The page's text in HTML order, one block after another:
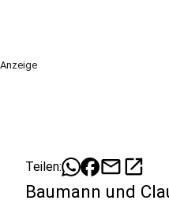
Anzeige
Teilen: mailopen_in_new
Baumann und